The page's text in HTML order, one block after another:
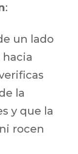
:
un lado
la
y que la
rocen